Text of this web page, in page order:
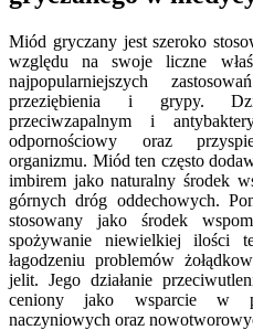
Miód gryczany jest szeroko
względu na swoje liczne
najpopularniejszych
przeziębienia i grypy.
przeciwzapalnym i
odpornościowy oraz
organizmu. Miód ten często
imbirem jako naturalny środek
górnych dróg oddechowych.
stosowany jako środek
spożywanie niewielkiej ilości
łagodzeniu problemów
jelit. Jego działanie
ceniony jako wsparcie w
naczyniowych oraz